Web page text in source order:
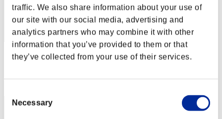
traffic. We also share information about your use of
our site with our social media, advertising and
analytics partners who may combine it with other
information that you’ve provided to them or that
they’ve collected from your use of their services.
Selection
Necessary
スコア: -